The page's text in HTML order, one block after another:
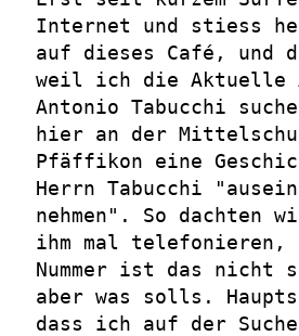
Internet und stiess
auf dieses Café, und
weil ich die Aktuelle
Antonio Tabucchi
hier an der
Pfäffikon eine
Herrn Tabucchi
nehmen". So dachten
ihm mal telefonieren,
Nummer ist das nicht
aber was solls.
dass ich auf der